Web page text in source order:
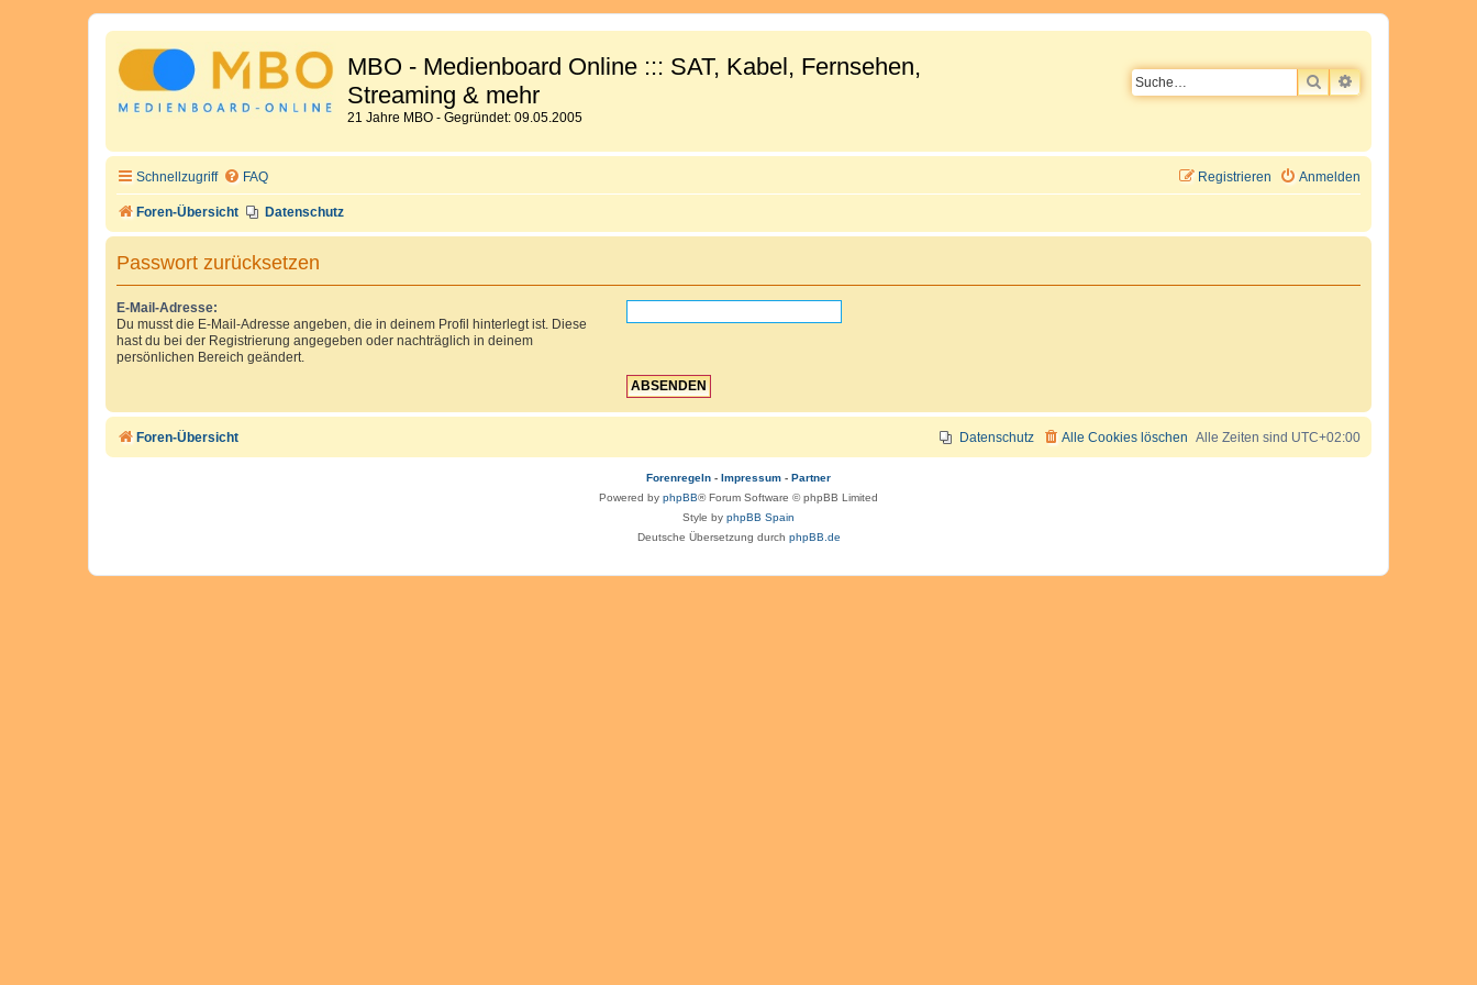
MBO - Medienboard Online ::: SAT, Kabel, Fernsehen,
Streaming & mehr
21 Jahre MBO - Gegründet: 09.05.2005
SUCHEERWEITERTE
Schnellzugriff FAQ Anmelden
Registrieren
Foren-Übersicht Datenschutz
Passwort zurücksetzen
E-Mail-Adresse:
Du musst die E-Mail-Adresse angeben, die in deinem Profil hinterlegt ist. Diese
hast du bei der Registrierung angegeben oder nachträglich in deinem
persönlichen Bereich geändert.
Foren-Übersicht Alle Zeiten sind UTC+02:00
Alle Cookies löschen
Datenschutz
Forenregeln - Impressum - Partner
Powered by phpBB® Forum Software © phpBB Limited
Style by phpBB Spain
Deutsche Übersetzung durch phpBB.de